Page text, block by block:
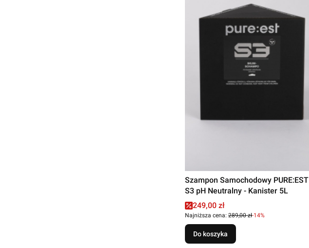
Szampon Samochodowy PURE:EST
S3 pH Neutralny - Kanister 5L
Cena promocyjna
249,00 zł
Najniższa cena: 289,00 zł-14%
Do koszyka